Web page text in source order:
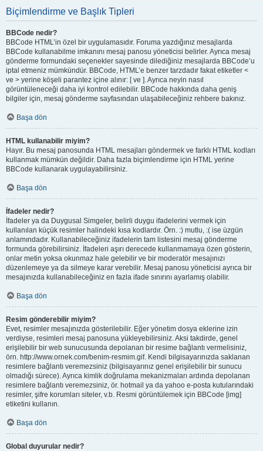
Biçimlendirme ve Başlık Tipleri
BBCode nedir?
BBCode HTML’in özel bir uygulamasıdır. Foruma yazdığınız mesajlarda
BBCode kullanabilme imkanını mesaj panosu yöneticisi belirler. Ayrıca mesaj
gönderme formundaki seçenekler sayesinde dilediğiniz mesajlarda BBCode’u
iptal etmeniz mümkündür. BBCode, HTML’e benzer tarzdadır fakat etiketler <
ve > yerine köşeli parantez içine alınır: [ ve ]. Ayrıca neyin nasıl
görüntüleneceği daha iyi kontrol edilebilir. BBCode hakkında daha geniş
bilgiler için, mesaj gönderme sayfasından ulaşabileceğiniz rehbere bakınız.
Başa dön
HTML kullanabilir miyim?
Hayır. Bu mesaj panosunda HTML mesajları göndermek ve farklı HTML kodları
kullanmak mümkün değildir. Daha fazla biçimlendirme için HTML yerine
BBCode kullanarak uygulayabilirsiniz.
Başa dön
İfadeler nedir?
İfadeler ya da Duygusal Simgeler, belirli duygu ifadelerini vermek için
kullanılan küçük resimler halindeki kısa kodlardır. Örn. :) mutlu, :( ise üzgün
anlamındadır. Kullanabileceğiniz ifadelerin tam listesini mesaj gönderme
formunda görebilirsiniz. İfadeleri aşırı derecede kullanmamaya özen gösterin,
onlar metin yoksa okunmaz hale gelebilir ve bir moderatör mesajınızı
düzenlemeye ya da silmeye karar verebilir. Mesaj panosu yöneticisi ayrıca bir
mesajınızda kullanabileceğiniz en fazla ifade sınırını ayarlamış olabilir.
Başa dön
Resim gönderebilir miyim?
Evet, resimler mesajınızda gösterilebilir. Eğer yönetim dosya eklerine izin
verdiyse, resimleri mesaj panosuna yükleyebilirsiniz. Aksi takdirde, genel
erişilebilir bir web sunucusunda depolanan bir resime bağlantı vermelisiniz,
örn. http://www.ornek.com/benim-resmim.gif. Kendi bilgisayarınızda saklanan
resimlere bağlantı veremezsiniz (bilgisayarınız genel erişilebilir bir sunucu
olmadığı sürece). Ayrıca kimlik doğrulama mekanizmaları ardında depolanan
resimlere bağlantı veremezsiniz, ör. hotmail ya da yahoo e-posta kutularındaki
resimler, şifre korumları siteler, v.b. Resmi görüntülemek için BBCode [img]
etiketini kullanın.
Başa dön
Global duyurular nedir?